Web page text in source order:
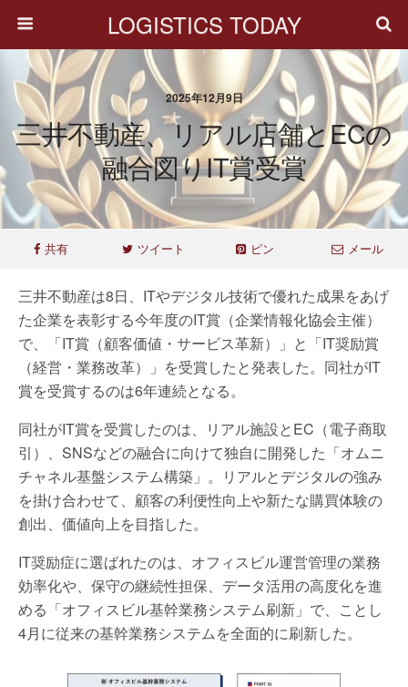
LOGISTICS TODAY
2025年12月9日
三井不動産、リアル店舗とECの
融合図りIT賞受賞
共有 ツイート ピン メール
三井不動産は8日、ITやデジタル技術で優れた成果をあげ
た企業を表彰する今年度のIT賞（企業情報化協会主催）
で、「IT賞（顧客価値・サービス革新）」と「IT奨励賞
（経営・業務改革）」を受賞したと発表した。同社がIT
賞を受賞するのは6年連続となる。
同社がIT賞を受賞したのは、リアル施設とEC（電子商取
引）、SNSなどの融合に向けて独自に開発した「オムニ
チャネル基盤システム構築」。リアルとデジタルの強み
を掛け合わせて、顧客の利便性向上や新たな購買体験の
創出、価値向上を目指した。
IT奨励症に選ばれたのは、オフィスビル運営管理の業務
効率化や、保守の継続性担保、データ活用の高度化を進
める「オフィスビル基幹業務システム刷新」で、ことし
4月に従来の基幹業務システムを全面的に刷新した。